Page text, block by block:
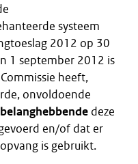
systeem
2012 op 30
1 september 2012 is
heeft,
onvoldoende
belanghebbende deze
en/of dat er
is gebruikt.